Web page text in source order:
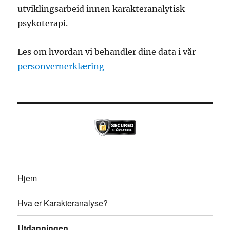
utviklingsarbeid innen karakteranalytisk
psykoterapi.
Les om hvordan vi behandler dine data i vår
personvernerklæring
Hjem
Hva er Karakteranalyse?